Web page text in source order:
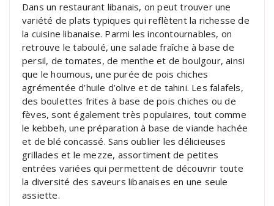
Dans un restaurant libanais, on peut trouver une
variété de plats typiques qui reflètent la richesse de
la cuisine libanaise. Parmi les incontournables, on
retrouve le taboulé, une salade fraîche à base de
persil, de tomates, de menthe et de boulgour, ainsi
que le houmous, une purée de pois chiches
agrémentée d’huile d’olive et de tahini. Les falafels,
des boulettes frites à base de pois chiches ou de
fèves, sont également très populaires, tout comme
le kebbeh, une préparation à base de viande hachée
et de blé concassé. Sans oublier les délicieuses
grillades et le mezze, assortiment de petites
entrées variées qui permettent de découvrir toute
la diversité des saveurs libanaises en une seule
assiette.